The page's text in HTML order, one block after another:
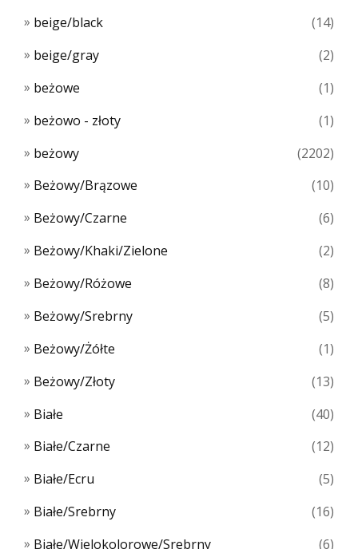
beige/black
(14)
beige/gray
(2)
beżowe
(1)
beżowo - złoty
(1)
beżowy
(2202)
Beżowy/Brązowe
(10)
Beżowy/Czarne
(6)
Beżowy/Khaki/Zielone
(2)
Beżowy/Różowe
(8)
Beżowy/Srebrny
(5)
Beżowy/Żółte
(1)
Beżowy/Złoty
(13)
Białe
(40)
Białe/Czarne
(12)
Białe/Ecru
(5)
Białe/Srebrny
(16)
Białe/Wielokolorowe/Srebrny
(6)